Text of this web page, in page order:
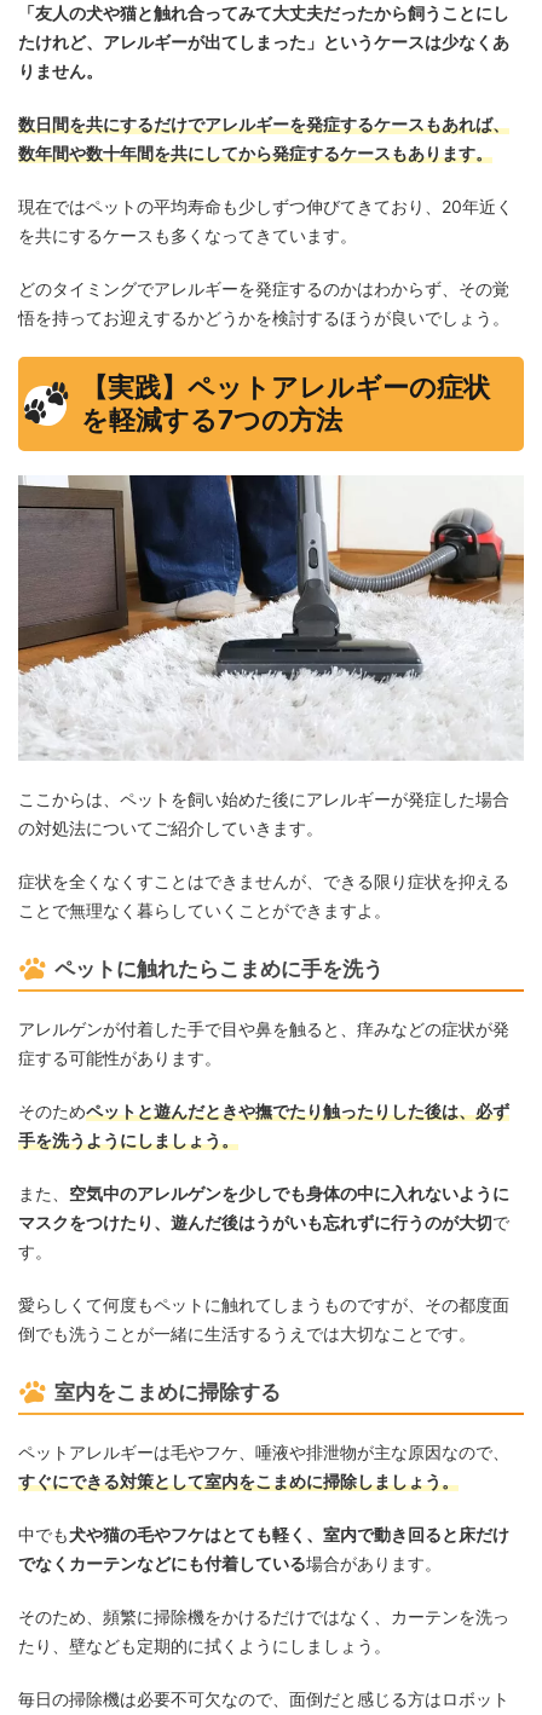
「友人の犬や猫と触れ合ってみて大丈夫だったから飼うことにし
たけれど、アレルギーが出てしまった」というケースは少なくあ
りません。
数日間を共にするだけでアレルギーを発症するケースもあれば、
数年間や数十年間を共にしてから発症するケースもあります。
現在ではペットの平均寿命も少しずつ伸びてきており、20年近く
を共にするケースも多くなってきています。
どのタイミングでアレルギーを発症するのかはわからず、その覚
悟を持ってお迎えするかどうかを検討するほうが良いでしょう。
【実践】ペットアレルギーの症状
を軽減する7つの方法
ここからは、ペットを飼い始めた後にアレルギーが発症した場合
の対処法についてご紹介していきます。
症状を全くなくすことはできませんが、できる限り症状を抑える
ことで無理なく暮らしていくことができますよ。
ペットに触れたらこまめに手を洗う
アレルゲンが付着した手で目や鼻を触ると、痒みなどの症状が発
症する可能性があります。
そのためペットと遊んだときや撫でたり触ったりした後は、必ず
手を洗うようにしましょう。
また、 空気中のアレルゲンを少しでも身体の中に入れないように
マスクをつけたり、遊んだ後はうがいも忘れずに行うのが大切で
す。
愛らしくて何度もペットに触れてしまうものですが、その都度面
倒でも洗うことが一緒に生活するうえでは大切なことです。
室内をこまめに掃除する
ペットアレルギーは毛やフケ、唾液や排泄物が主な原因なので、
すぐにできる対策として室内をこまめに掃除しましょう。
中でも犬や猫の毛やフケはとても軽く、室内で動き回ると床だけ
でなくカーテンなどにも付着している場合があります。
そのため、頻繁に掃除機をかけるだけではなく、カーテンを洗っ
たり、壁なども定期的に拭くようにしましょう。
毎日の掃除機は必要不可欠なので、面倒だと感じる方はロボット